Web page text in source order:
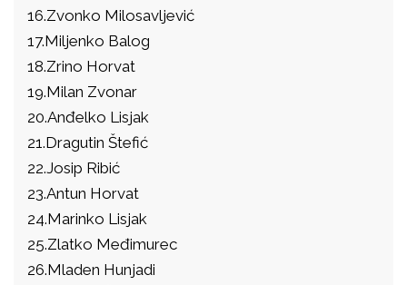
16.Zvonko Milosavljević
17.Miljenko Balog
18.Zrino Horvat
19.Milan Zvonar
20.Anđelko Lisjak
21.Dragutin Štefić
22.Josip Ribić
23.Antun Horvat
24.Marinko Lisjak
25.Zlatko Međimurec
26.Mladen Hunjadi